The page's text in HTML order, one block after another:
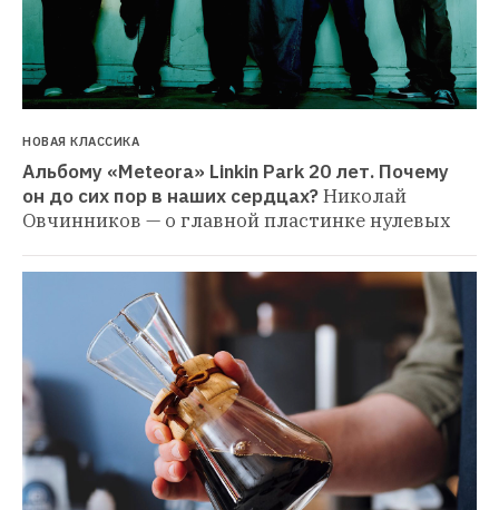
НОВАЯ КЛАССИКА
Альбому «Meteora» Linkin Park 20 лет. Почему
он до сих пор в наших сердцах?Николай
Овчинников — о главной пластинке нулевых